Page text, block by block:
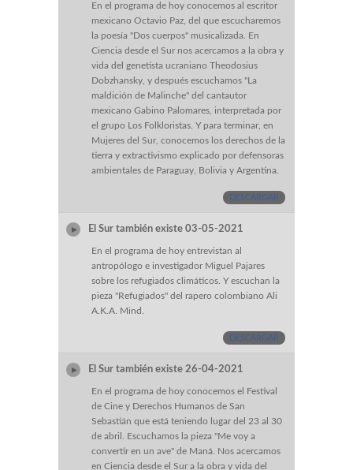
En el programa de hoy conocemos al escritor
mexicano Octavio Paz, del que escucharemos
la poesía "Dos cuerpos" musicalizada. En
Ciencia desde el Sur nos acercamos a la obra y
vida del genetista ucraniano Theodosius
Dobzhansky, y después escuchamos "La
maldición de Malinche" del cantautor
mexicano Gabino Palomares, interpretada por
el grupo Los Folkloristas. Y para terminar, en
Mujeres del Sur, conocemos los derechos de la
tierra y extractivismo explicado por defensoras
ambientales de Paraguay, Bolivia y Argentina.
DESCARGAR
El Sur también existe 03-05-2021
En el programa de hoy entrevistan al
antropólogo e investigador Miguel Pajares
sobre los refugiados climáticos. Y escuchan la
pieza "Refugiados" del rapero colombiano Ali
A.K.A. Mind.
DESCARGAR
El Sur también existe 26-04-2021
En el programa de hoy conocemos el Festival
de Cine y Derechos Humanos de San
Sebastián que está teniendo lugar del 23 al 30
de abril. Escuchamos la pieza "Me voy a
convertir en un ave" de Maná. Nos acercamos
en Ciencia desde el Sur a la obra y vida del